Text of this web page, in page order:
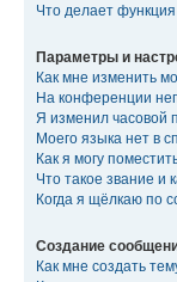
Что делает
Параметры и
Как мне изменить
На конференции
Я изменил часовой
Моего языка нет в
Как я могу
Что такое звание и
Когда я щёлкаю по
Создание
Как мне создать